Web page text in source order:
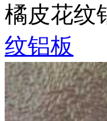
橘皮花纹
纹铝板